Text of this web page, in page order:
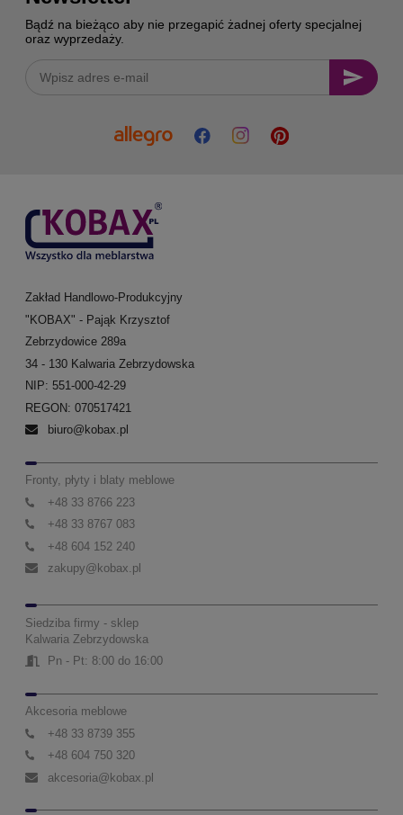
Bądź na bieżąco aby nie przegapić żadnej oferty specjalnej
oraz wyprzedaży.
Zakład Handlowo-Produkcyjny
"KOBAX" - Pająk Krzysztof
Zebrzydowice 289a
34 - 130 Kalwaria Zebrzydowska
NIP: 551-000-42-29
REGON: 070517421
biuro@kobax.pl
Fronty, płyty i blaty meblowe
+48 33 8766 223
+48 33 8767 083
+48 604 152 240
zakupy@kobax.pl
Siedziba firmy - sklep
Kalwaria Zebrzydowska
Pn - Pt: 8:00 do 16:00
Akcesoria meblowe
+48 33 8739 355
+48 604 750 320
akcesoria@kobax.pl